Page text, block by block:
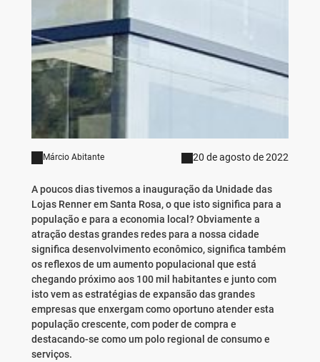
Márcio Abitante 20 de agosto de 2022
A poucos dias tivemos a inauguração da Unidade das
Lojas Renner em Santa Rosa, o que isto significa para a
população e para a economia local? Obviamente a
atração destas grandes redes para a nossa cidade
significa desenvolvimento econômico, significa também
os reflexos de um aumento populacional que está
chegando próximo aos 100 mil habitantes e junto com
isto vem as estratégias de expansão das grandes
empresas que enxergam como oportuno atender esta
população crescente, com poder de compra e
destacando-se como um polo regional de consumo e
serviços.